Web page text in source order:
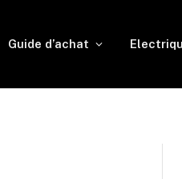
Guide d’achat